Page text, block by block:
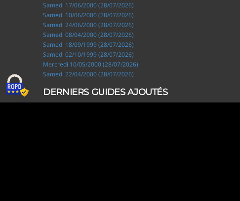
Samedi 17/06/2000 (28/07/2026)
Samedi 10/06/2000 (28/07/2026)
Samedi 24/06/2000 (28/07/2026)
Samedi 08/04/2000 (28/07/2026)
Samedi 18/09/1999 (28/07/2026)
Samedi 02/10/1999 (28/07/2026)
Mercredi 10/05/2000 (28/07/2026)
Samedi 22/04/2000 (28/07/2026)
DERNIERS GUIDES AJOUTÉS